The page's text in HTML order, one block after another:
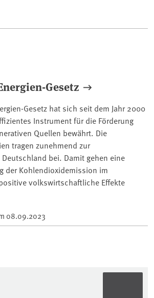
Gesetz
Gesetz hat sich seit dem Jahr 2000
Instrument für die Förderung
Quellen bewährt. Die
tragen zunehmend zur
bei. Damit gehen eine
der Kohlendioxidemission im
volkswirtschaftliche Effekte
08.09.2023